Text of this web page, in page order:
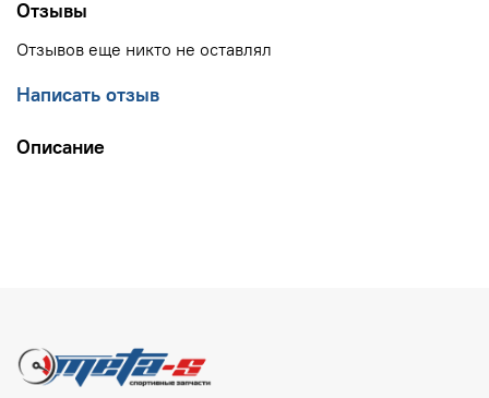
Отзывы
Отзывов еще никто не оставлял
Написать отзыв
Описание